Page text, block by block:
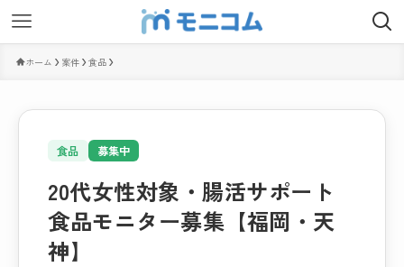
ホーム 案件 食品
食品 募集中
20代女性対象・腸活サポート
食品モニター募集【福岡・天
神】